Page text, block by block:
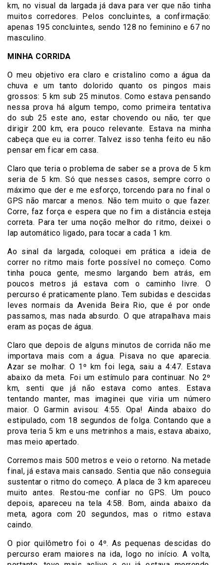
km, no visual da largada já dava para ver que não tinha
muitos corredores. Pelos concluintes, a confirmação:
apenas 195 concluintes, sendo 128 no feminino e 67 no
masculino.
MINHA CORRIDA
O meu objetivo era claro e cristalino como a água da
chuva e um tanto dolorido quanto os pingos mais
grossos: 5 km sub 25 minutos. Como estava pensando
nessa prova há algum tempo, como primeira tentativa
do sub 25 este ano, estar chovendo ou não, ter que
dirigir 200 km, era pouco relevante. Estava na minha
cabeça que eu ia correr. Talvez isso tenha feito eu não
pensar em ficar em casa.
Claro que teria o problema de saber se a prova de 5 km
seria de 5 km. Só que nesses casos, sempre corro o
máximo que der e me esforço, torcendo para no final o
GPS não marcar a menos. Não tem muito o que fazer.
Corre, faz força e espera que no fim a distância esteja
correta. Para ter uma noção melhor do ritmo, deixei o
lap automático ligado, para tocar a cada 1 km.
Ao sinal da largada, coloquei em prática a ideia de
correr no ritmo mais forte possível no começo. Como
tinha pouca gente, mesmo largando bem atrás, em
poucos metros já estava com o caminho livre. O
percurso é praticamente plano. Tem subidas e descidas
leves normais da Avenida Beira Rio, que é por onde
passamos, mas nada absurdo. O que atrapalhava mais
eram as poças de água.
Claro que depois de alguns minutos de corrida não me
importava mais com a água. Pisava no que aparecia.
Azar se molhar. O 1º km foi lega, saiu a 4:47. Estava
abaixo da meta. Foi um estímulo para continuar. No 2º
km, senti que já não estava como antes. Estava
tentando manter, mas imaginei que viria um número
maior. O Garmin avisou: 4:55. Opa! Ainda abaixo do
estipulado, com 18 segundos de folga. Contando que a
prova teria 5 km e uns metrinhos a mais, estava abaixo,
mas meio apertado.
Corremos mais 500 metros e veio o retorno. Na metade
final, já estava mais cansado. Sentia que não conseguia
sustentar o ritmo do começo. A placa de 3 km apareceu
muito antes. Restou-me confiar no GPS. Um pouco
depois, apareceu na tela 4:58. Bom, ainda abaixo da
meta, agora com 20 segundos, mas o ritmo estava
caindo.
O pior quilômetro foi o 4º. As pequenas descidas do
percurso eram maiores na ida, logo no início. A volta,